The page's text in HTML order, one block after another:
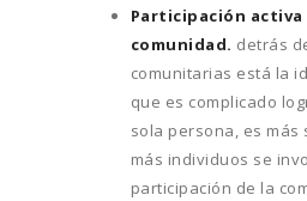
Participación activa
comunidad. detrás
comunitarias está la
que es complicado
sola persona, es más
más individuos se
participación de la